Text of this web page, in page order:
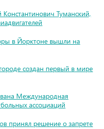
Константинович Туманский,
в Йорктоне вышли на
создан первый в мире
Международная
ассоциаций
принял решение о запрете